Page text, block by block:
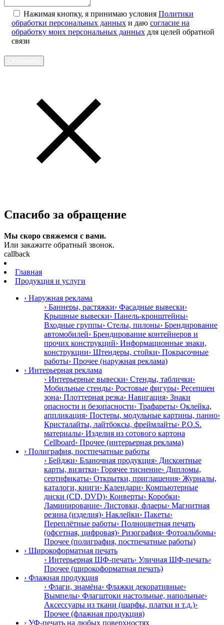
Нажимая кнопку, я принимаю условия Политики
обработки персональных данных и даю согласие на
обработку моих персональных данных для целей обратной
связи
Спасибо за обращение
Мы скоро свяжемся с вами.
Или закажите обратный звонок.
callback
Главная
Продукция и услуги
› Наружная реклама
› Баннеры, растяжки› Фасадные вывески›
Крышные вывески› Панель-кронштейны›
Входные группы› Стелы, пилоны› Брендирование
автомобилей› Брендирование контейнеров и
прочих конструкций› Информационные знаки,
конструкции› Штендеры, стойки› Покрасочные
работы› Прочее (наружная реклама)
› Интерьерная реклама
› Интерьерные вывески› Стенды, таблички›
Мобильные стенды› Ростовые фигуры› Ресепшен
зона› Плоттерная резка› Навигация› Знаки
опасности и безопасности› Трафареты› Оклейка,
аппликация› Постеры, модульные картины, панно›
Кристалайты, лайтбоксы, фреймлайты› P.O.S.
материалы› Изделия из сотового картона
Cellboard› Прочее (интерьерная реклама)
› Полиграфия, постпечатные работы
› Бейджи› Бланочная продукция› Дисконтные
карты, визитки› Горячее тиснение› Дипломы,
сертификаты› Открытки, приглашения› Журналы,
каталоги, книги› Календари› Компьютерные
диски (CD, DVD)› Конверты› Коробки›
Ламинирование› Листовки, флаеры› Магнитная
резина (изделия)› Наклейки› Пакеты›
Переплётные работы› Полноцветная печать
(офсетная, цифровая)› Ризография› Фотоальбомы›
Прочее (полиграфия, постпечатные работы)
› Широкоформатная печать
› Интерьерная ШФ-печать› Уличная ШФ-печать›
Прочее (широкоформатная печать)
› Флажная продукция
› Флаги, знамёна› Флажки декоративные›
Вымпелы› Флагштоки настольные, напольные›
Аксессуары из ткани (шарфы, платки и т.д.)›
Прочее (флажная продукция)
› УФ-печать на любых поверхностях